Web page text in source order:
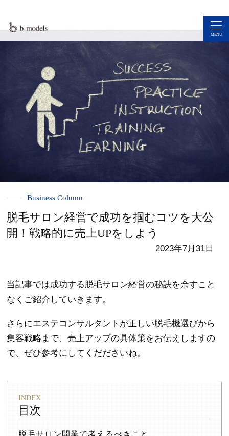
MENU
Business Column
脱毛サロン経営で成功を掴むコツを大公
開！戦略的に売上UPをしよう
2023年7月31日
当記事では成功する脱毛サロン経営の秘訣を余すこと
なくご紹介していきます。
さらにエステコンサルタントが正しい脱毛機選びから
集客戦略まで、売上アップの具体策をお伝えしますの
で、ぜひ参考にしてくだださいね。
目次